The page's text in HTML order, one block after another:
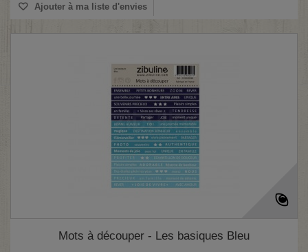
Ajouter à ma liste d'envies
Mots à découper - Les basiques Bleu